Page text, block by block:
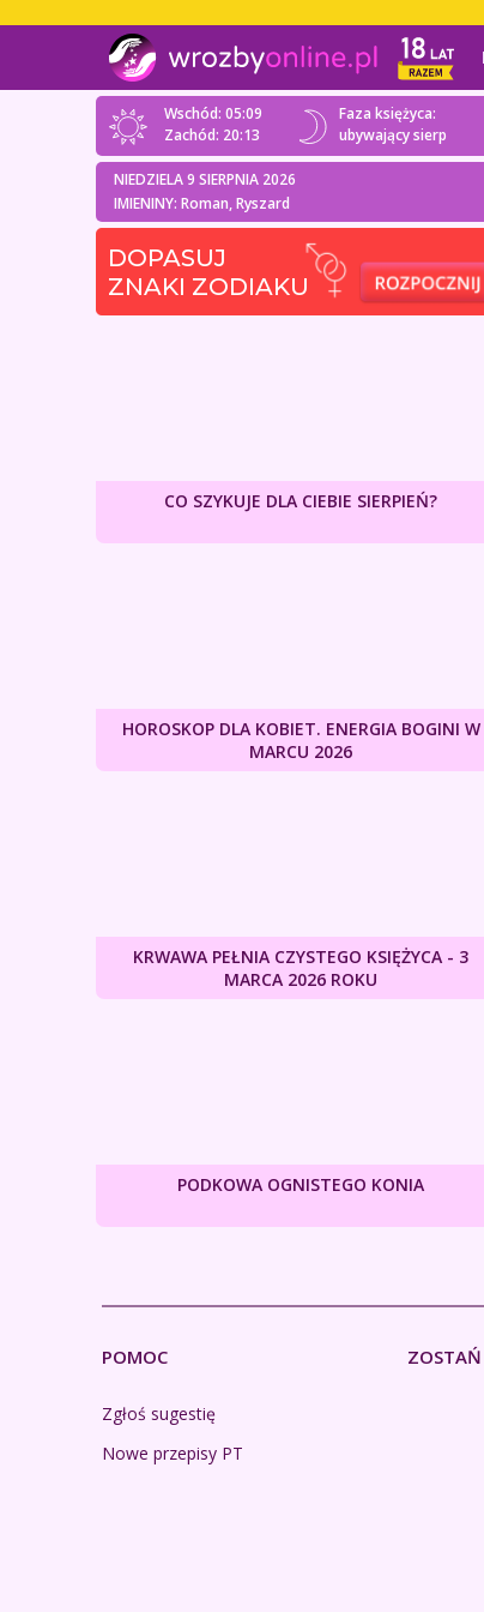
Wschód: 05:09
Zachód: 20:13
Faza księżyca:
ubywający sierp
NIEDZIELA 9 SIERPNIA 2026
IMIENINY: Roman, Ryszard
DOPASUJ
ZNAKI ZODIAKU
CO SZYKUJE DLA CIEBIE SIERPIEŃ?
HOROSKOP DLA KOBIET. ENERGIA BOGINI W
MARCU 2026
KRWAWA PEŁNIA CZYSTEGO KSIĘŻYCA - 3
MARCA 2026 ROKU
PODKOWA OGNISTEGO KONIA
POMOC
Zgłoś sugestię
Nowe przepisy PT
ZOSTAŃ